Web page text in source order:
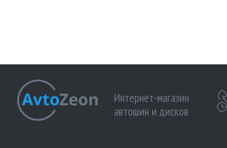
Интернет-магазин
автошин и дисков